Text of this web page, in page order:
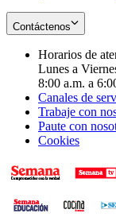
Contáctenos
Horarios de
Lunes a
8:00 a.m. a
Canales de
Trabaje con
Paute con
Cookies